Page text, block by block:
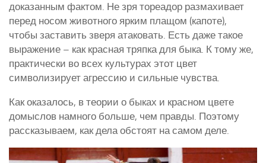
Яичные
Инкубаторы
Здоровье кур
Разведение и содержание кур
Полезное о курах
Другие птицы
Гуси
доказанным фактом. Не зря тореадор размахивает
перед носом животного ярким плащом (капоте),
чтобы заставить зверя атаковать. Есть даже такое
выражение – как красная тряпка для быка. К тому же,
практически во всех культурах этот цвет
символизирует агрессию и сильные чувства.
Как оказалось, в теории о быках и красном цвете
домыслов намного больше, чем правды. Поэтому
рассказываем, как дела обстоят на самом деле.